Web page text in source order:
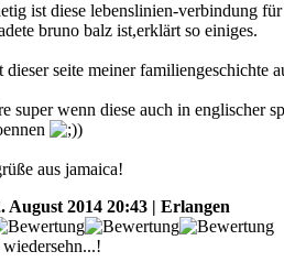
ist diese lebenslinien-verbindung
bruno balz ist,erklärt so einiges.
seite meiner familiengeschichte
super wenn diese auch in englischer
)
aus jamaica!
August 2014 20:43 | Erlangen